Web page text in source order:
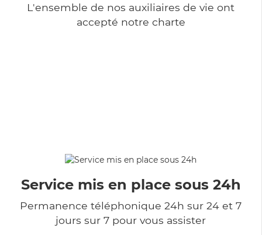
L'ensemble de nos auxiliaires de vie ont
accepté notre charte
Service mis en place sous 24h
Permanence téléphonique 24h sur 24 et 7
jours sur 7 pour vous assister